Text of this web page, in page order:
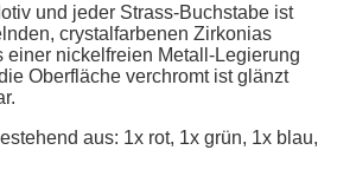
und jeder Strass-Buchstabe ist
crystalfarbenen Zirkonias
einer nickelfreien Metall-Legierung
Oberfläche verchromt ist glänzt
aus: 1x rot, 1x grün, 1x blau,